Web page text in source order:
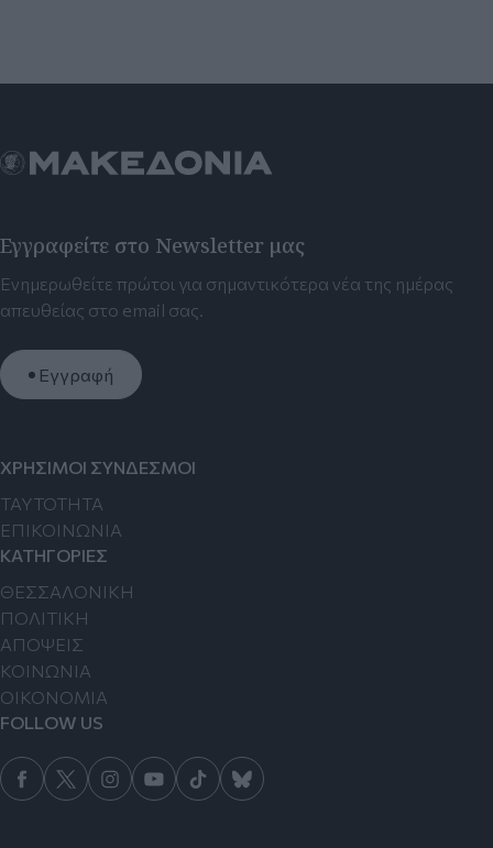
Εγγραφείτε στο Newsletter μας
Ενημερωθείτε πρώτοι για σημαντικότερα νέα της ημέρας
απευθείας στο email σας.
Εγγραφή
ΧΡΗΣΙΜΟΙ ΣΥΝΔΕΣΜΟΙ
TAYTOTHTA
ΕΠΙΚΟΙΝΩΝΙΑ
ΚΑΤΗΓΟΡΙΕΣ
ΘΕΣΣΑΛΟΝΙΚΗ
ΠΟΛΙΤΙΚΗ
ΑΠΟΨΕΙΣ
ΚΟΙΝΩΝΙΑ
ΟΙΚΟΝΟΜΙΑ
FOLLOW US